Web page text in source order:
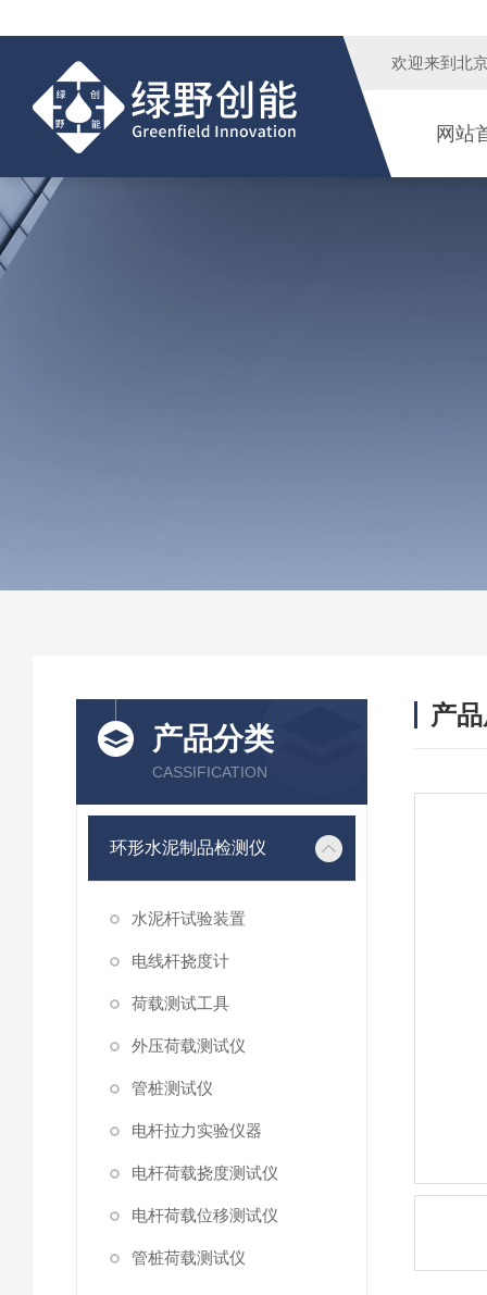
欢迎来到 北
网站
产品分类
CASSIFICATION
环形水泥制品检测仪
水泥杆试验装置
电线杆挠度计
荷载测试工具
外压荷载测试仪
管桩测试仪
电杆拉力实验仪器
电杆荷载挠度测试仪
电杆荷载位移测试仪
管桩荷载测试仪
产